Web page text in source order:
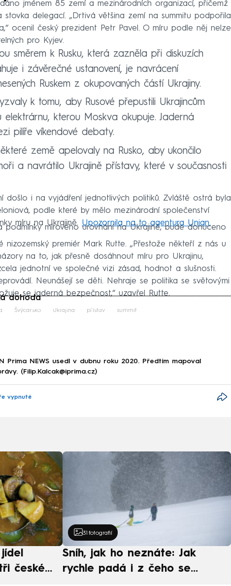
jménem 85 zemí a mezinárodních organizací, přičemž
stovka delegací. „Drtivá většina zemí na summitu podpořila
ocenil český prezident Petr Pavel. O míru podle něj nelze
pro Kyjev.
směrem k Rusku, která zazněla při diskuzích
i závěrečné ustanovení, je navrácení
Ruskem z okupovaných částí Ukrajiny.
k tomu, aby Rusové přepustili Ukrajincům
kterou Moskva okupuje. Jaderná
pilíře víkendové debaty.
země apelovaly na Rusko, aby ukončilo
a navrátilo Ukrajině přístavy, které v současnosti
došlo i na vyjádření jednotlivých politiků. Zvláště ostrá byla
podle které by mělo mezinárodní společenství
míru na Ukrajině. Upozornila na to agentura Unian.
podmínky mírového urovnání na Ukrajině, bude donuceno
nizozemský premiér Mark Rutte. „Přestože někteří z nás u
na to, jak přesně dosáhnout míru pro Ukrajinu,
jednotní ve společné vizi zásad, hodnot a slušnosti.
Neunášejí se děti. Nehraje se politika se světovými
se jaderná bezpečnost,“ uzavřel Rutte.
dohoda
Failed to fetch
Švýcarsko Ukrajina přístav summit
Prima NEWS usedl v dubnu roku 2020. Předtím mapoval
(Filip.Kalcak@iprima.cz)
vypnuté
české
31 fotografií
Sníh, jak ho neznáte: Jak
rychle padá i z čeho se